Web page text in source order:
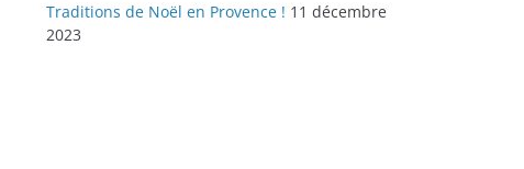
Traditions de Noël en Provence ! 11 décembre
2023